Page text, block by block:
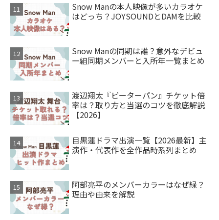
Snow Manの本人映像が多いカラオケ
はどっち？JOYSOUNDとDAMを比較
Snow Manの同期は誰？意外なデビュ
ー組同期メンバーと入所年一覧まとめ
渡辺翔太『ピーターパン』チケット倍
率は？取り方と当選のコツを徹底解説
【2026】
目黒蓮ドラマ出演一覧【2026最新】主
演作・代表作を全作品時系列まとめ
阿部亮平のメンバーカラーはなぜ緑？
理由や由来を解説